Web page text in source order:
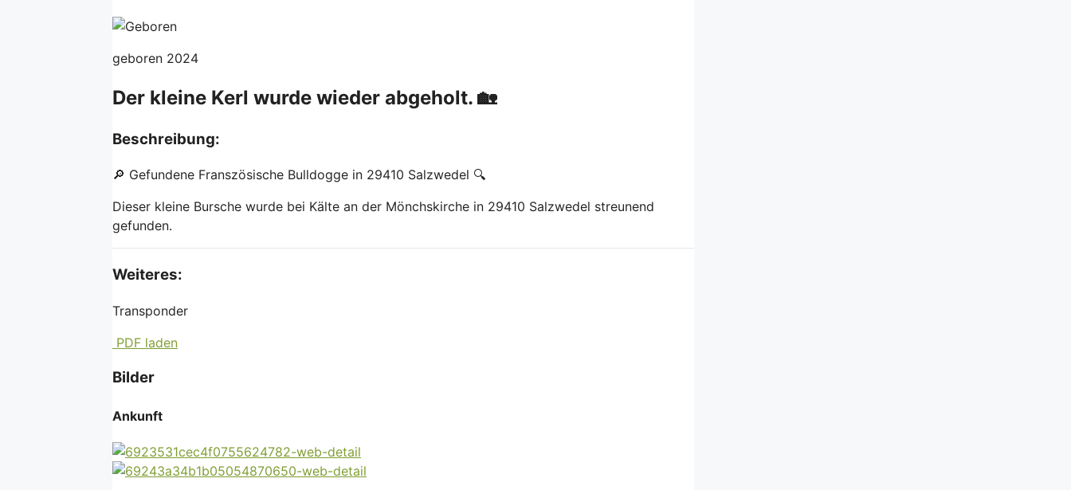
geboren 2024
Der kleine Kerl wurde wieder abgeholt. 🏡
Beschreibung:
🔎 Gefundene Franszösische Bulldogge in 29410 Salzwedel 🔍
Dieser kleine Bursche wurde bei Kälte an der Mönchskirche in 29410 Salzwedel streunend
gefunden.
Weiteres:
Transponder
PDF laden
Bilder
Ankunft